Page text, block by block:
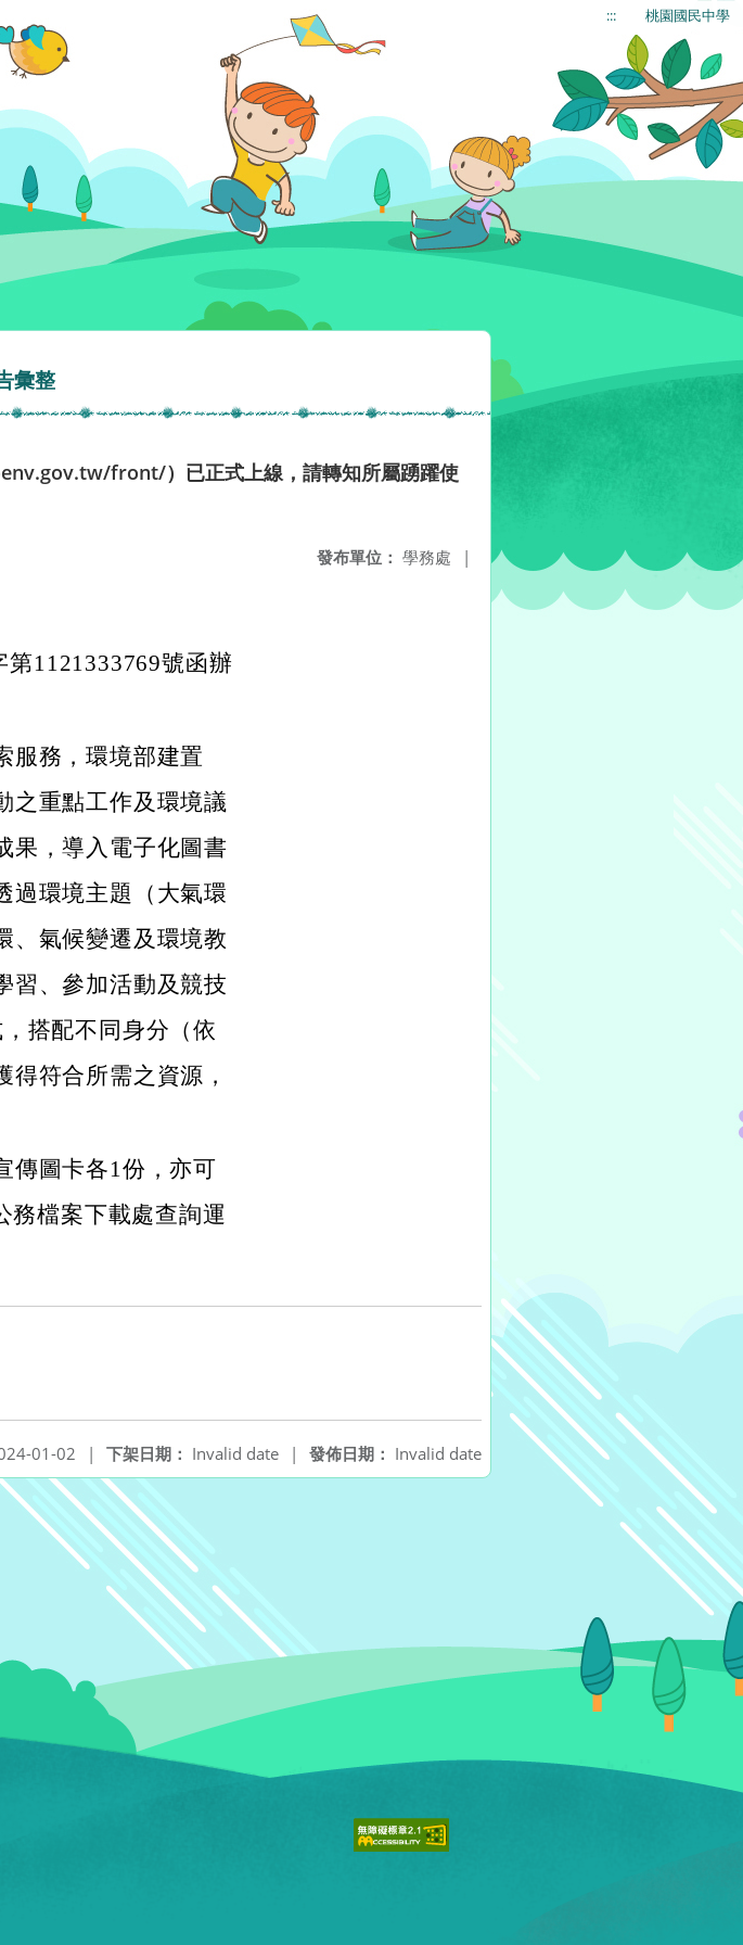
::: 桃園國民中學
彙整
front/）已正式上線，請轉知所屬踴躍使
發布單位： 學務處 |
1121333769號函辦
服務，環境部建置
之重點工作及環境議
果，導入電子化圖書
過環境主題（大氣環
、氣候變遷及環境教
習、參加活動及競技
搭配不同身分（依
符合所需之資源，
傳圖卡各1份，亦可
務檔案下載處查詢運
發佈日期： Invalid date
下架日期： Invalid date |
01-02 |